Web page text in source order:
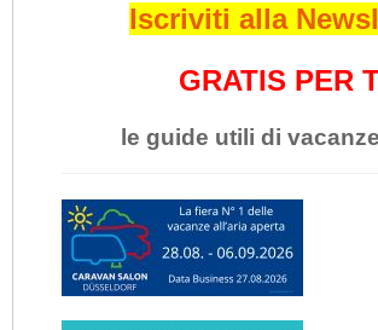
Iscriviti alla
GRATIS PER
le guide utili di